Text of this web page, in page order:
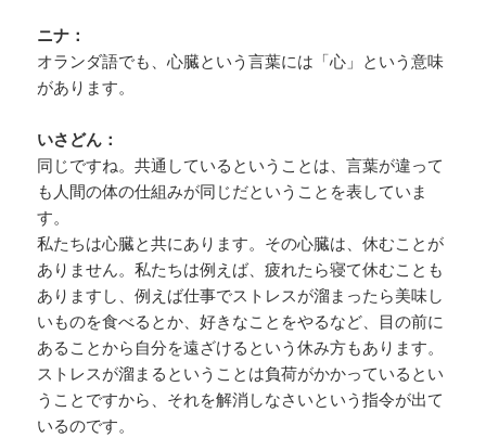
ニナ：
オランダ語でも、心臓という言葉には「心」という意味
があります。
いさどん：
同じですね。共通しているということは、言葉が違って
も人間の体の仕組みが同じだということを表していま
す。
私たちは心臓と共にあります。その心臓は、休むことが
ありません。私たちは例えば、疲れたら寝て休むことも
ありますし、例えば仕事でストレスが溜まったら美味し
いものを食べるとか、好きなことをやるなど、目の前に
あることから自分を遠ざけるという休み方もあります。
ストレスが溜まるということは負荷がかかっているとい
うことですから、それを解消しなさいという指令が出て
いるのです。